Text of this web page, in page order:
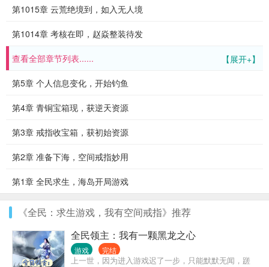
第1015章 云荒绝境到，如入无人境
第1014章 考核在即，赵焱整装待发
【展开+】
查看全部章节列表......
第5章 个人信息变化，开始钓鱼
第4章 青铜宝箱现，获逆天资源
第3章 戒指收宝箱，获初始资源
第2章 准备下海，空间戒指妙用
第1章 全民求生，海岛开局游戏
《全民：求生游戏，我有空间戒指》推荐
全民领主：我有一颗黑龙之心
游戏 完结
上一世，因为进入游戏迟了一步，只能默默无闻，蹉